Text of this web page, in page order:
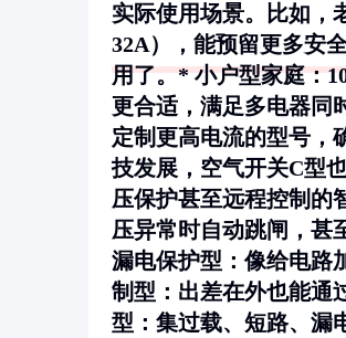
实际使用场景。比如，
32A），能预留更多安
用了。*小户型家庭：
更合适，满足多电器同
定制更高电流的型号，
技发展，空气开关C型
压保护甚至远程控制的
压异常时自动跳闸，甚
漏电保护型 ：像给电
制型 ：出差在外也能
型 ：集过载、短路、漏